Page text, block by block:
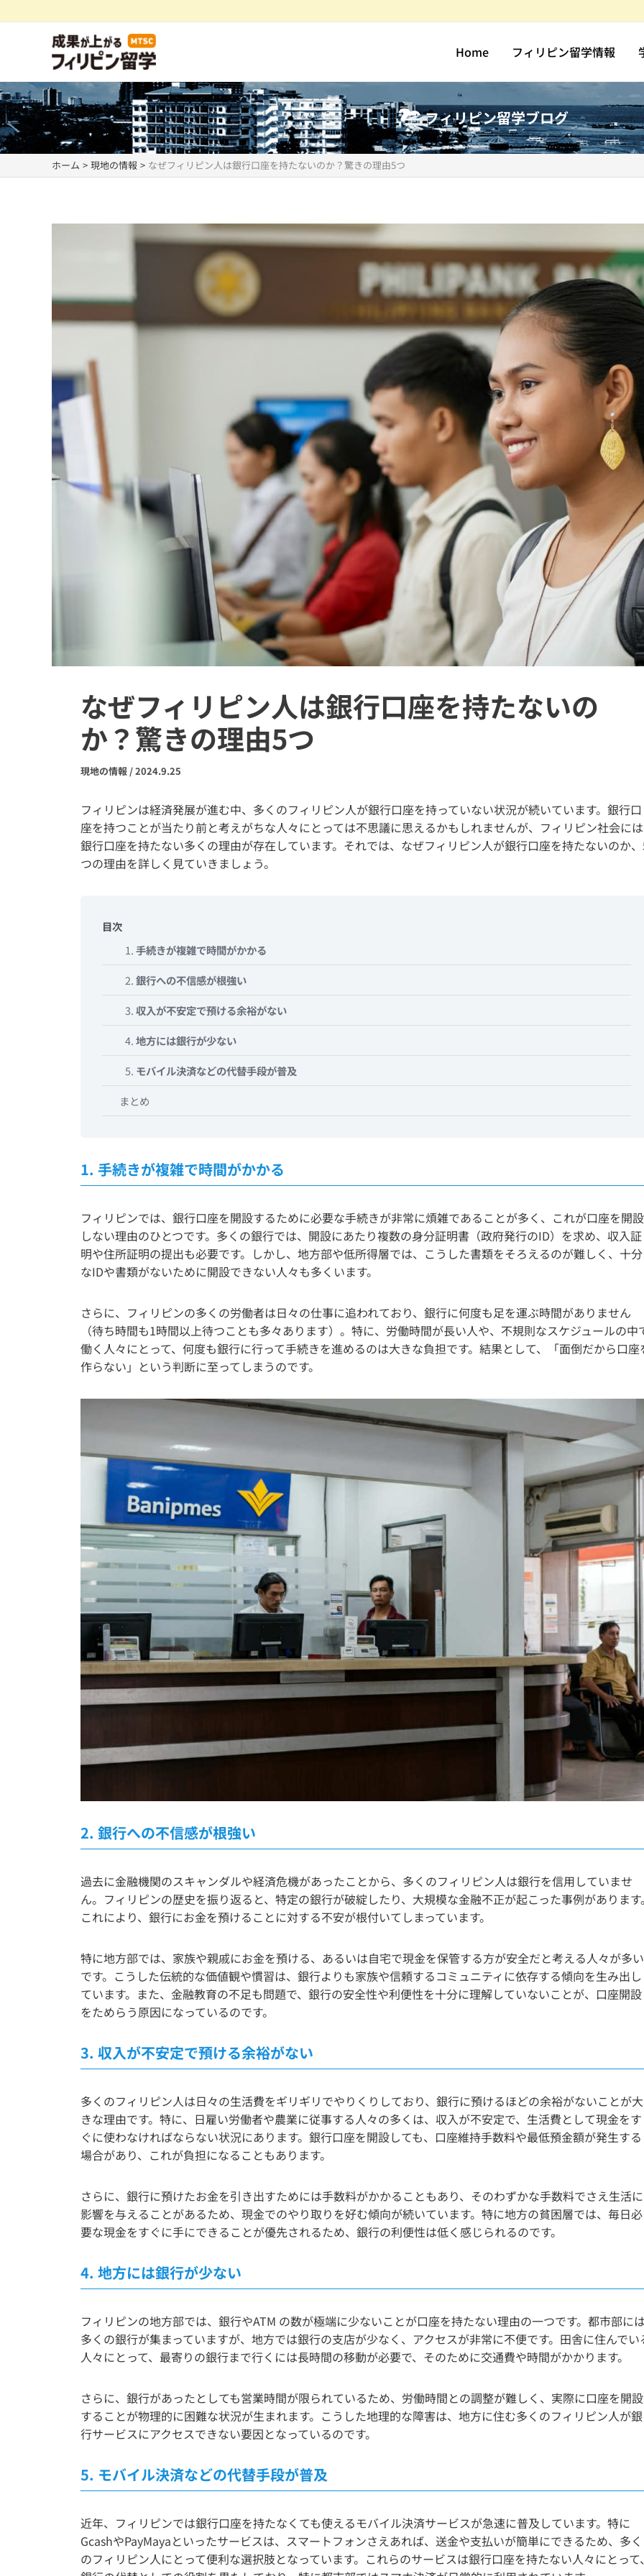
容
キ
ッ
プ
Home フィリピン留学情報
フィリピン留学ブログ
ホーム 現地の情報 なぜフィリピン人は銀行口座を持たないのか？驚きの理由5つ
なぜフィリピン人は銀行口座を持たないの
か？驚きの理由5つ
現地の情報 /2024.9.25
フィリピンは経済発展が進む中、多くのフィリピン人が銀行口座を持っていない状況が続いています。銀行口
座を持つことが当たり前と考えがちな人々にとっては不思議に思えるかもしれませんが、フィリピン社会には
銀行口座を持たない多くの理由が存在しています。それでは、なぜフィリピン人が銀行口座を持たないのか
つの理由を詳しく見ていきましょう。
目次
1.手続きが複雑で時間がかかる
2.銀行への不信感が根強い
3.収入が不安定で預ける余裕がない
4.地方には銀行が少ない
5. モバイル決済などの代替手段が普及
まとめ
1. 手続きが複雑で時間がかかる
フィリピンでは、銀行口座を開設するために必要な手続きが非常に煩雑であることが多く、これが口座を開設
しない理由のひとつです。多くの銀行では、開設にあたり複数の身分証明書（政府発行のID）を求め、収入証
明や住所証明の提出も必要です。しかし、地方部や低所得層では、こうした書類をそろえるのが難しく、十分
なIDや書類がないために開設できない人々も多くいます。
さらに、フィリピンの多くの労働者は日々の仕事に追われており、銀行に何度も足を運ぶ時間がありません
（待ち時間も1時間以上待つことも多々あります）。特に、労働時間が長い人や、不規則なスケジュールの中
働く人々にとって、何度も銀行に行って手続きを進めるのは大きな負担です。結果として、「面倒だから口座
作らない」という判断に至ってしまうのです。
2. 銀行への不信感が根強い
過去に金融機関のスキャンダルや経済危機があったことから、多くのフィリピン人は銀行を信用していませ
ん。フィリピンの歴史を振り返ると、特定の銀行が破綻したり、大規模な金融不正が起こった事例があります
これにより、銀行にお金を預けることに対する不安が根付いてしまっています。
特に地方部では、家族や親戚にお金を預ける、あるいは自宅で現金を保管する方が安全だと考える人々が多い
です。こうした伝統的な価値観や慣習は、銀行よりも家族や信頼するコミュニティに依存する傾向を生み出し
ています。また、金融教育の不足も問題で、銀行の安全性や利便性を十分に理解していないことが、口座開設
をためらう原因になっているのです。
3. 収入が不安定で預ける余裕がない
多くのフィリピン人は日々の生活費をギリギリでやりくりしており、銀行に預けるほどの余裕がないことが大
きな理由です。特に、日雇い労働者や農業に従事する人々の多くは、収入が不安定で、生活費として現金をす
ぐに使わなければならない状況にあります。銀行口座を開設しても、口座維持手数料や最低預金額が発生する
場合があり、これが負担になることもあります。
さらに、銀行に預けたお金を引き出すためには手数料がかかることもあり、そのわずかな手数料でさえ生活に
影響を与えることがあるため、現金でのやり取りを好む傾向が続いています。特に地方の貧困層では、毎日必
要な現金をすぐに手にできることが優先されるため、銀行の利便性は低く感じられるのです。
4. 地方には銀行が少ない
フィリピンの地方部では、銀行やATM の数が極端に少ないことが口座を持たない理由の一つです。都市部に
多くの銀行が集まっていますが、地方では銀行の支店が少なく、アクセスが非常に不便です。田舎に住んでい
人々にとって、最寄りの銀行まで行くには長時間の移動が必要で、そのために交通費や時間がかかります。
さらに、銀行があったとしても営業時間が限られているため、労働時間との調整が難しく、実際に口座を開設
することが物理的に困難な状況が生まれます。こうした地理的な障害は、地方に住む多くのフィリピン人が銀
行サービスにアクセスできない要因となっているのです。
5. モバイル決済などの代替手段が普及
近年、フィリピンでは銀行口座を持たなくても使えるモバイル決済サービスが急速に普及しています。特に
GcashやPayMayaといったサービスは、スマートフォンさえあれば、送金や支払いが簡単にできるため、多く
のフィリピン人にとって便利な選択肢となっています。これらのサービスは銀行口座を持たない人々にとって